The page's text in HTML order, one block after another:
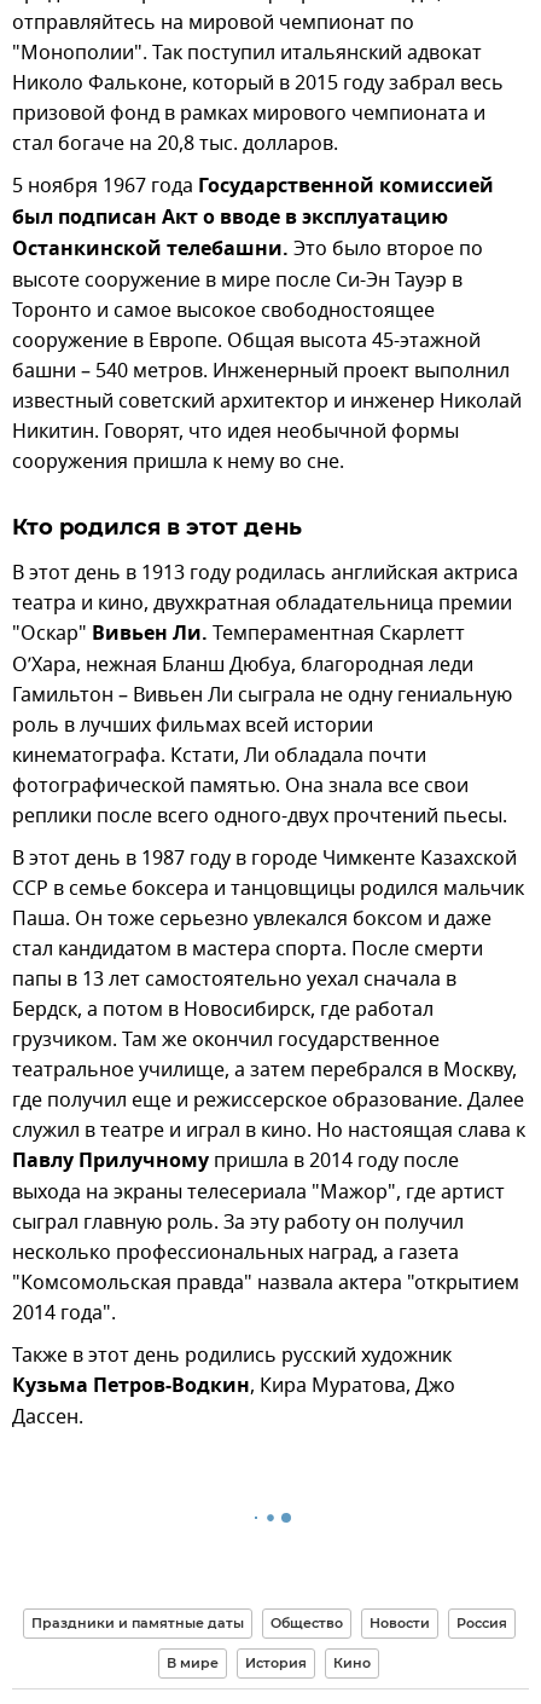
отправляйтесь на мировой чемпионат по
"Монополии". Так поступил итальянский адвокат
Николо Фальконе, который в 2015 году забрал весь
призовой фонд в рамках мирового чемпионата и
стал богаче на 20,8 тыс. долларов.
5 ноября 1967 года Государственной комиссией
был подписан Акт о вводе в эксплуатацию
Останкинской телебашни. Это было второе по
высоте сооружение в мире после Си-Эн Тауэр в
Торонто и самое высокое свободностоящее
сооружение в Европе. Общая высота 45-этажной
башни – 540 метров. Инженерный проект выполнил
известный советский архитектор и инженер Николай
Никитин. Говорят, что идея необычной формы
сооружения пришла к нему во сне.
Кто родился в этот день
В этот день в 1913 году родилась английская актриса
театра и кино, двухкратная обладательница премии
"Оскар" Вивьен Ли. Темпераментная Скарлетт
О’Хара, нежная Бланш Дюбуа, благородная леди
Гамильтон – Вивьен Ли сыграла не одну гениальную
роль в лучших фильмах всей истории
кинематографа. Кстати, Ли обладала почти
фотографической памятью. Она знала все свои
реплики после всего одного-двух прочтений пьесы.
В этот день в 1987 году в городе Чимкенте Казахской
ССР в семье боксера и танцовщицы родился мальчик
Паша. Он тоже серьезно увлекался боксом и даже
стал кандидатом в мастера спорта. После смерти
папы в 13 лет самостоятельно уехал сначала в
Бердск, а потом в Новосибирск, где работал
грузчиком. Там же окончил государственное
театральное училище, а затем перебрался в Москву,
где получил еще и режиссерское образование. Далее
служил в театре и играл в кино. Но настоящая слава к
Павлу Прилучному пришла в 2014 году после
выхода на экраны телесериала "Мажор", где артист
сыграл главную роль. За эту работу он получил
несколько профессиональных наград, а газета
"Комсомольская правда" назвала актера "открытием
2014 года".
Также в этот день родились русский художник
Кузьма Петров-Водкин, Кира Муратова, Джо
Дассен.
Праздники и памятные даты Общество Новости Россия
В мире История Кино